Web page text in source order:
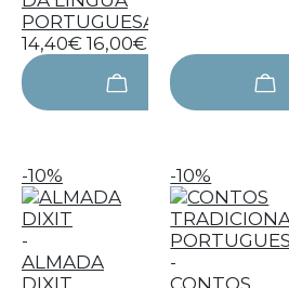
PORTUGUESA
14,40€ 16,00€
-10%
-
ALMADA
DIXIT
-10%
-
CONTOS